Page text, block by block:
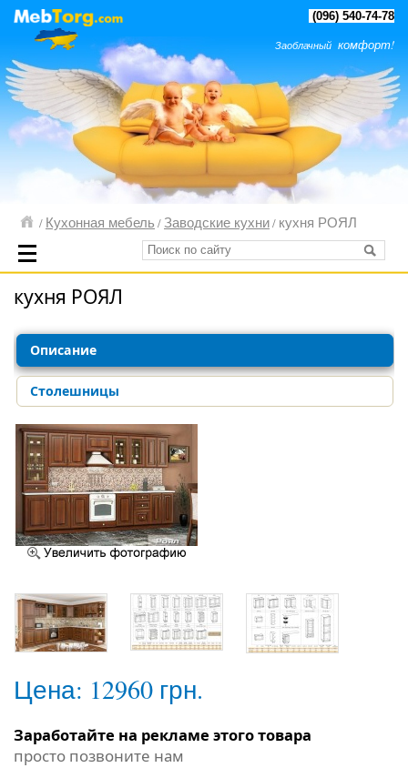
(096) 540-74-78
Заоблачный комфорт!
/ Кухонная мебель / Заводские кухни/ кухня РОЯЛ
кухня РОЯЛ
Описание
Столешницы
Цена: 12960 грн.
Заработайте на рекламе этого товара
просто позвоните нам